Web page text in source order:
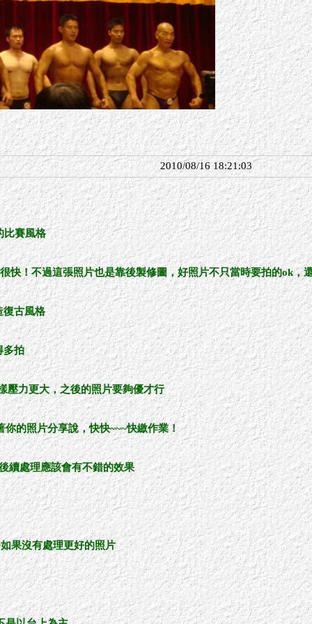
2010/08/16 18:21:03
比賽風格
快！不過這張照片也是靠後製修圖，好照片不只當時要拍的ok，
復古風格
多拍
壓力更大，之後的照片要夠優才行
的照片分享說，快快~~~快繳作業！
續處理應該會有不錯的效果
果沒有處理更好的照片